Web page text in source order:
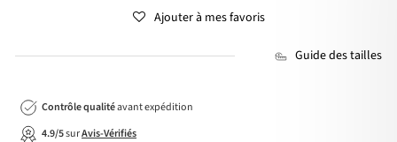
Ajouter à mes favoris
Guide des tailles
Contrôle qualitéavant expédition
4.9/5surAvis-Vérifiés